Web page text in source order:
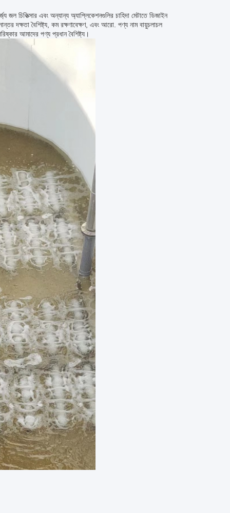
জল চিকিত্সার এবং অন্যান্য অ্যাপ্লিকেশনগুলির চাহিদা মেটাতে ডিজাইন
দক্ষতা বৈশিষ্ট্য, কম রক্ষণাবেক্ষণ, এবং আরো. পণ্য নাম বায়ুচলাচল
আমাদের পণ্য প্রধান বৈশিষ্ট্য।